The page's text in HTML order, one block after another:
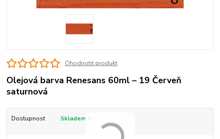
Ohodnotit produkt
Olejová barva Renesans 60ml – 19 Červeň
saturnová
Dostupnost Skladem 1